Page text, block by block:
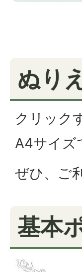
ぬり
クリック
A4サイズ
ぜひ、ご
基本